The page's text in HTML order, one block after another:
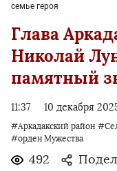
семье героя
Глава
Николай
памятный
11:37 10 декабря
#Аркадакский район
#орден Мужества
492